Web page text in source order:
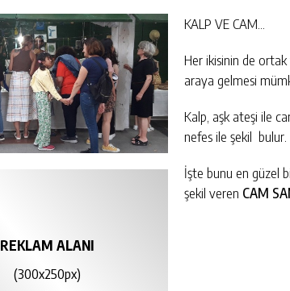
REKLAM ALANI
(300x250px)
KALP VE CAM…
Her ikisinin de ortak
araya gelmesi
Kalp, aşk ateşi ile
nefes ile şekil bulur.
İşte bunu en güzel
şekil veren CAM